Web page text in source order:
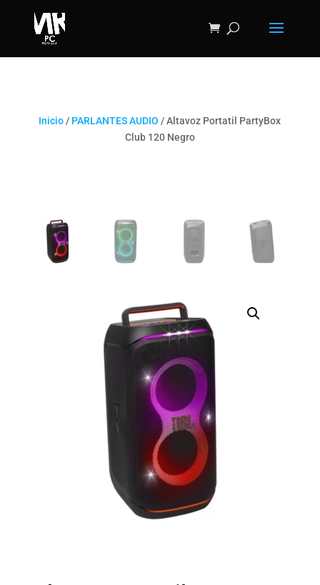
Inicio / PARLANTES AUDIO / Altavoz Portatil PartyBox
Club 120 Negro